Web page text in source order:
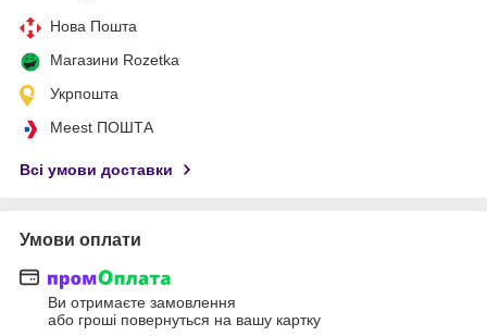
Нова Пошта
Магазини Rozetka
Укрпошта
Meest ПОШТА
Всі умови доставки
Умови оплати
Ви отримаєте замовлення
або гроші повернуться на вашу картку